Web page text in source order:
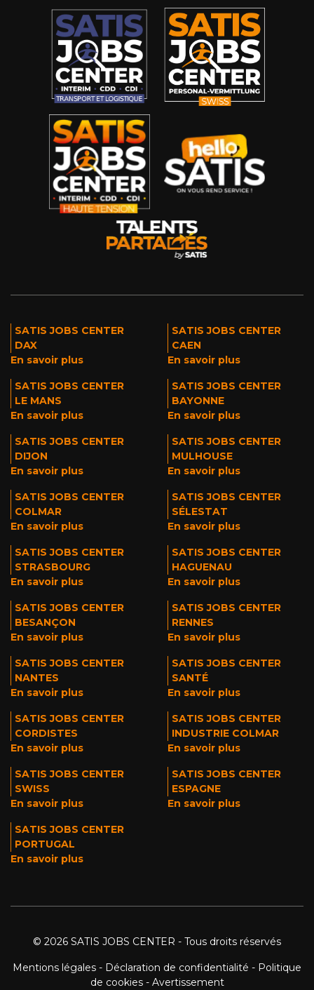
SATIS JOBS CENTER
DAX
En savoir plus
SATIS JOBS CENTER
CAEN
En savoir plus
SATIS JOBS CENTER
LE MANS
En savoir plus
SATIS JOBS CENTER
BAYONNE
En savoir plus
SATIS JOBS CENTER
DIJON
En savoir plus
SATIS JOBS CENTER
MULHOUSE
En savoir plus
SATIS JOBS CENTER
COLMAR
En savoir plus
SATIS JOBS CENTER
SÉLESTAT
En savoir plus
SATIS JOBS CENTER
STRASBOURG
En savoir plus
SATIS JOBS CENTER
HAGUENAU
En savoir plus
SATIS JOBS CENTER
BESANÇON
En savoir plus
SATIS JOBS CENTER
RENNES
En savoir plus
SATIS JOBS CENTER
NANTES
En savoir plus
SATIS JOBS CENTER
SANTÉ
En savoir plus
SATIS JOBS CENTER
CORDISTES
En savoir plus
SATIS JOBS CENTER
INDUSTRIE COLMAR
En savoir plus
SATIS JOBS CENTER
SWISS
En savoir plus
SATIS JOBS CENTER
ESPAGNE
En savoir plus
SATIS JOBS CENTER
PORTUGAL
En savoir plus
© 2026 SATIS JOBS CENTER - Tous droits réservés
Mentions légales - Déclaration de confidentialité - Politique
de cookies- Avertissement